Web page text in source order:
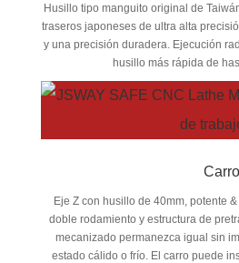
Husillo tipo manguito original de
traseros japoneses de ultra alta
y una precisión duradera. Ejecución
husillo más rápida de
Carro
Eje Z con husillo de 40mm, potente
doble rodamiento y estructura de
mecanizado permanezca igual sin
estado cálido o frío. El carro puede